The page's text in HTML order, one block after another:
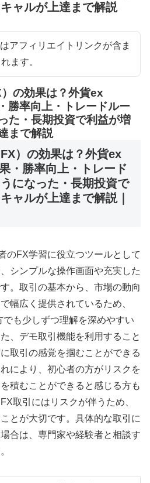
ャルが上達まで解説
アフィリエイトリンクが含ま
れます。
の効果は？外貨ex
勝率向上・トレードルー
た・長期投資で利益が増
まで解説
）の効果は？外貨ex
・勝率向上・トレード
になった・長期投資で
ャルが上達まで解説｜
のFX学習に役立つツールとして
シンプルな操作画面や充実した
。取引の基本から、市場の動向
幅広く提供されているため、
も少しずつ理解を深めやすい
、デモ取引機能を利用すること
取引の感覚を掴むことができる
により、初心者の方がリスクを
積むことができると感じる方も
取引にはリスクが伴うため、
とが大切です。具体的な取引に
合は、専門家や経験者と相談す